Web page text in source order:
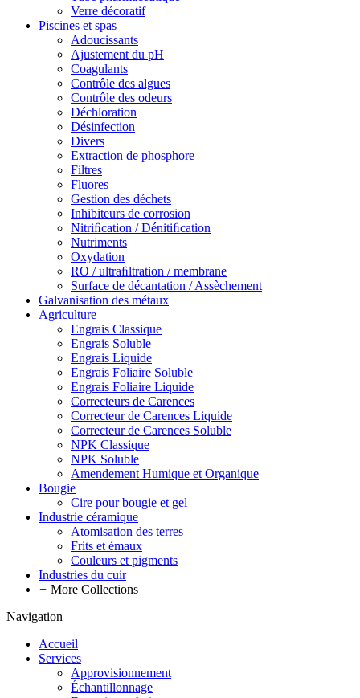
Verre décoratif
Piscines et spas
Adoucissants
Ajustement du pH
Coagulants
Contrôle des algues
Contrôle des odeurs
Déchloration
Désinfection
Divers
Extraction de phosphore
Filtres
Fluores
Gestion des déchets
Inhibiteurs de corrosion
Nitriﬁcation / Dénitiﬁcation
Nutriments
Oxydation
RO / ultraﬁltration / membrane
Surface de décantation / Assèchement
Galvanisation des métaux
Agriculture
Engrais Classique
Engrais Soluble
Engrais Liquide
Engrais Foliaire Soluble
Engrais Foliaire Liquide
Correcteurs de Carences
Correcteur de Carences Liquide
Correcteur de Carences Soluble
NPK Classique
NPK Soluble
Amendement Humique et Organique
Bougie
Cire pour bougie et gel
Industrie céramique
Atomisation des terres
Frits et émaux
Couleurs et pigments
Industries du cuir
+ More Collections
Navigation
Accueil
Services
Approvisionnement
Échantillonnage